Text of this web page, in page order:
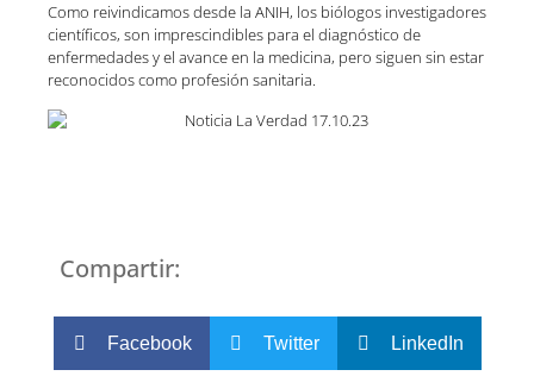
Como reivindicamos desde la ANIH, los biólogos investigadores
científicos, son imprescindibles para el diagnóstico de
enfermedades y el avance en la medicina, pero siguen sin estar
reconocidos como profesión sanitaria.
Compartir:
Facebook Twitter LinkedIn